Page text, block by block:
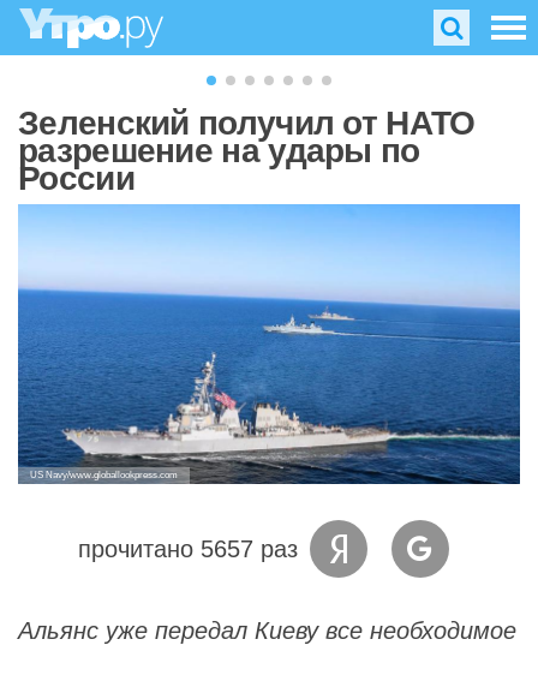
Зеленский получил от НАТО
разрешение на удары по
России
US Navy/www.globallookpress.com
прочитано 5657 раз
Альянс уже передал Киеву все необходимое